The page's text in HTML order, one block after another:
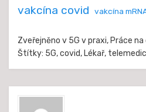
vakcína covid vakcína
Zveřejněno v 5G v praxi, Práce na
Štítky: 5G,covid, Lékař,